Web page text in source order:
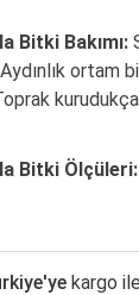
Bitki Bakımı:
ortam
Bitki Ölçüleri:
kargo